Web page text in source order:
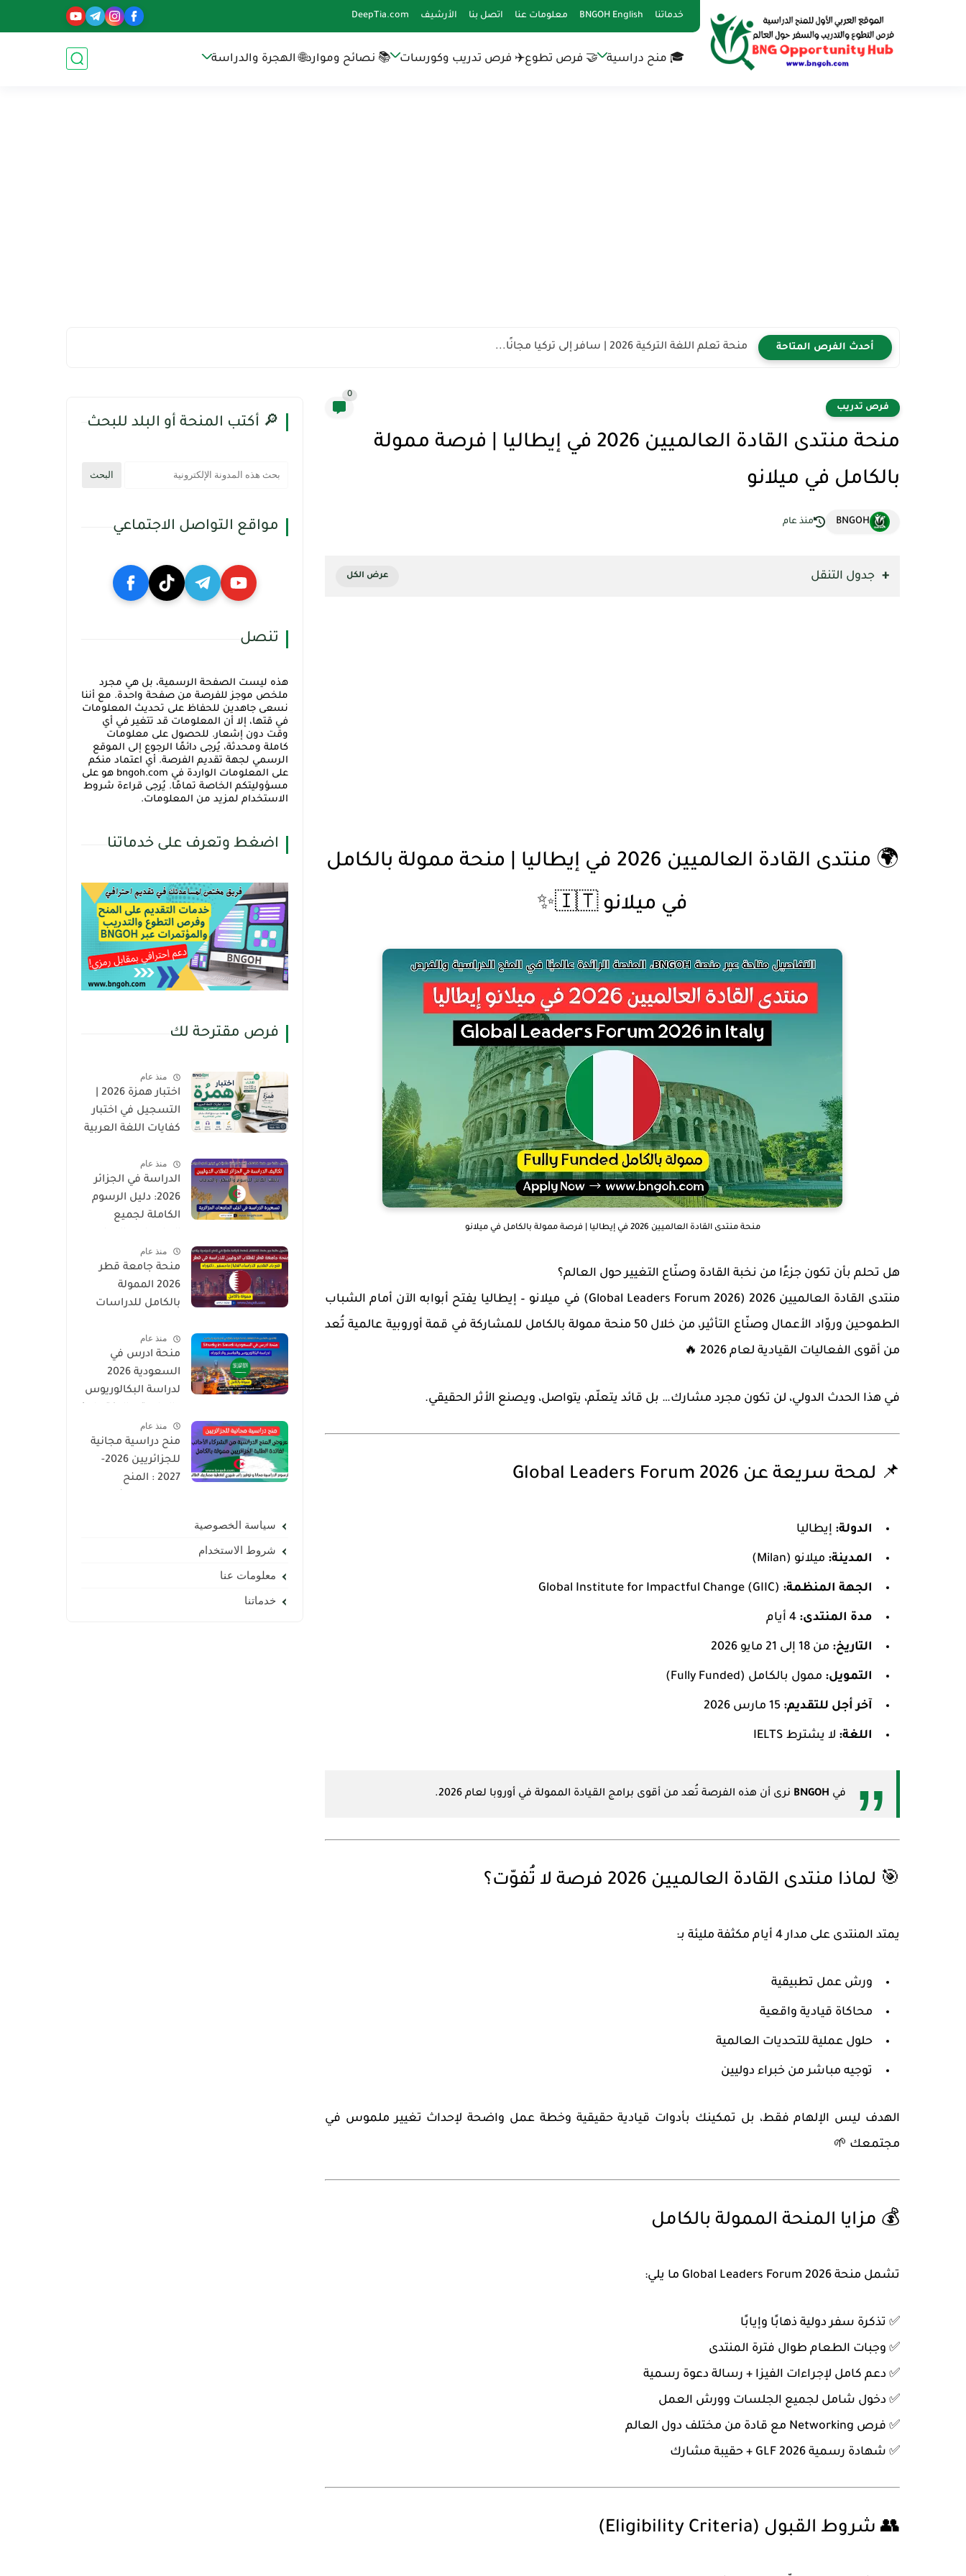
خدماتنا BNGOH English معلومات عنا اتصل بنا الأرشيف DeepTia.com
🎓 منح دراسية 🤝 فرص تطوع✈️ فرص تدريب وكورسات 📚 نصائح وموارد🌐 الهجرة والدراسة
أحدث الفرص المتاحة منحة تعلم اللغة التركية 2026 | سافر إلى تركيا مجانًا...
فرص تدريب
0
منحة منتدى القادة العالميين 2026 في إيطاليا | فرصة ممولة
بالكامل في ميلانو
BNGOH منذ عام
جدول التنقل
🌍 منتدى القادة العالميين 2026 في إيطاليا | منحة ممولة بالكامل
في ميلانو 🇮🇹✨
منحة منتدى القادة العالميين 2026 في إيطاليا | فرصة ممولة بالكامل في ميلانو
هل تحلم بأن تكون جزءًا من نخبة القادة وصنّاع التغيير حول العالم؟
منتدى القادة العالميين 2026 (Global Leaders Forum 2026)
في ميلانو – إيطاليا يفتح أبوابه الآن أمام الشباب
الطموحين وروّاد الأعمال وصنّاع التأثير، من خلال50 منحة ممولة بالكامل
للمشاركة في قمة أوروبية عالمية تُعد
من أقوى الفعاليات القيادية لعام 2026 🔥
في هذا الحدث الدولي، لن تكون مجرد مشارك… بل قائد يتعلّم، يتواصل، ويصنع الأثر الحقيقي.
📌 لمحة سريعة عن Global Leaders Forum 2026
الدولة: إيطاليا
المدينة: ميلانو (Milan)
الجهة المنظمة:
مدة المنتدى:
التاريخ: من 18 إلى 21 مايو 2026
التمويل: ممول بالكامل (Fully Funded)
آخر أجل للتقديم:
اللغة: لا يشترط IELTS
في BNGOH نرى أن هذه الفرصة تُعد من أقوى برامج القيادة الممولة في أوروبا لعام 2026.
🎯 لماذا منتدى القادة العالميين 2026 فرصة لا تُفوّت؟
يمتد المنتدى على مدار4 أيام مكثفة مليئة بـ:
ورش عمل تطبيقية
محاكاة قيادية واقعية
حلول عملية للتحديات العالمية
توجيه مباشر من خبراء دوليين
الهدف ليس الإلهام فقط، بل تمكينك بأدوات قيادية حقيقية وخطة عمل واضحة لإحداث تغيير ملموس في
مجتمعك 🌱
💰 مزايا المنحة الممولة بالكامل
تشمل منحة Global Leaders Forum 2026 ما يلي:
✅ تذكرة سفر دولية ذهابًا وإيابًا
✅ وجبات الطعام طوال فترة المنتدى
✅ دعم كامل لإجراءات الفيزا + رسالة دعوة رسمية
✅ دخول شامل لجميع الجلسات وورش العمل
✅ فرص Networking مع قادة من مختلف دول العالم
✅ شهادة رسمية GLF 2026 + حقيبة مشارك
👥 شروط القبول (Eligibility Criteria)
🔎 أكتب المنحة أو البلد للبحث
مواقع التواصل الاجتماعي
تنصل
هذه ليست الصفحة الرسمية، بل هي مجرد
ملخص موجز للفرصة من صفحة واحدة. مع أننا
نسعى جاهدين للحفاظ على تحديث المعلومات
في قتها، إلا أن المعلومات قد تتغير في أي
وقت دون إشعار. للحصول على معلومات
كاملة ومحدثة، يُرجى دائمًا الرجوع إلى الموقع
الرسمي لجهة تقديم الفرصة. أي اعتماد منكم
على المعلومات الواردة في bngoh.com هو على
مسؤوليتكم الخاصة تمامًا. يُرجى قراءة شروط
الاستخدام لمزيد من المعلومات.
اضغط وتعرف على خدماتنا
فرص مقترحة لك
منذ عام
التسجيل في اختبار
كفايات اللغة العربية
(Hamza Test)
منذ عام
الدراسة في الجزائر
2026: دليل الرسوم
الكاملة لجميع
العليا للطلاب
الدوليين
منذ عام
منحة جامعة قطر
2026 الممولة
بالكامل للدراسات
دكتوراه
منذ عام
منحة ادرس في
السعودية 2026
لدراسة البكالوريوس
ممولة بالكامل
لجميع الجنسيات
منذ عام
منح دراسية مجانية
للجزائريين 2026-
2027 : المنح
سياسة الخصوصية
شروط الاستخدام
معلومات عنا
خدماتنا